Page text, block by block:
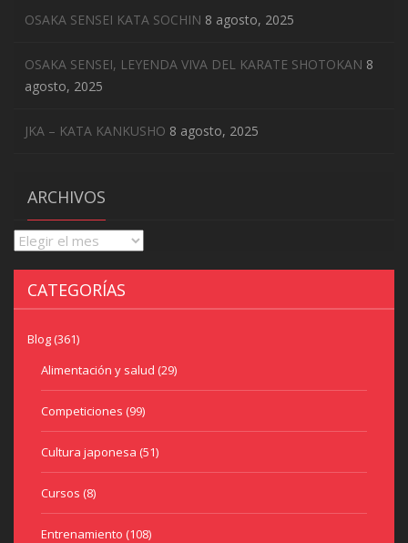
OSAKA SENSEI KATA SOCHIN 8 agosto, 2025
OSAKA SENSEI, LEYENDA VIVA DEL KARATE SHOTOKAN 8
agosto, 2025
JKA – KATA KANKUSHO 8 agosto, 2025
ARCHIVOS
Archivos
CATEGORÍAS
Blog (361)
Alimentación y salud (29)
Competiciones (99)
Cultura japonesa (51)
Cursos (8)
Entrenamiento (108)